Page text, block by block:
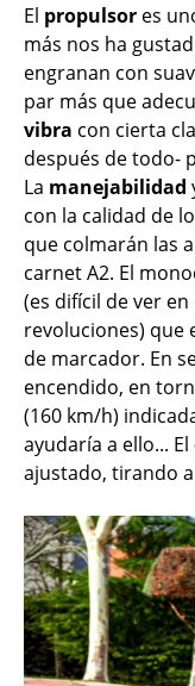
El propulsor es
más nos ha
engranan con
par más que
vibra con cierta
después de todo-
La manejabilidad
con la calidad de
que colmarán las
carnet A2. El
(es difícil de ver
revoluciones) que
de marcador. En
encendido, en
(160 km/h)
ayudaría a ello... El
ajustado, tirando a